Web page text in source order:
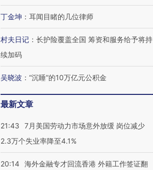
丁金坤 ： 耳闻目睹的几位律师
村夫日记 ： 长护险覆盖全国 筹资和服务给予将持
续加码
吴晓波 ： “沉睡”的10万亿元公积金
最新文章
21:43
7月美国劳动力市场意外放缓 岗位减少
2.3万个失业率降至4.1%
20:14 海外金融专才回流香港 外籍工作签证翻